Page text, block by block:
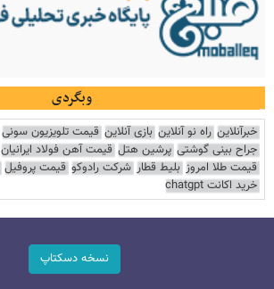
وبگردی
خبرآنلاین راه نو آنلاین بازی آنلاین قیمت تلویزیون سونی
جراح بینی گوشتی پرشین هتل قیمت آهن فولاد ایرانیان
قیمت طلا امروز بلیط قطار شرکت رادوکو قیمت پروفیل
خرید اکانت chatgpt
نسخه دسکتاپ